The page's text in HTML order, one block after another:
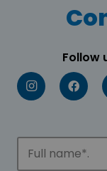
Follow